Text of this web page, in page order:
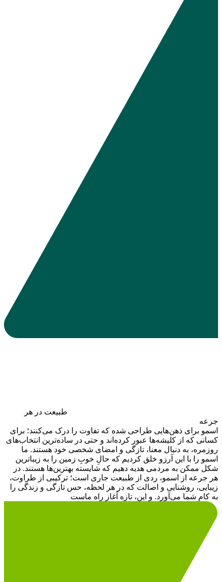
طبیعت در هر
جرعه
اسمو برای ذهن‌هایی طراحی شده که تفاوت را درک می‌کنند؛ برای
کسانی که از کلیشه‌ها عبور کرده‌اند و حتی در ساده‌ترین انتخاب‌های
روزمره، به دنبال معنا، تازگی و امضای شخصی خود هستند. ما
اسمو را با این آرزو خلق کردیم که حالِ خوبِ زمین را به زیباترین
شکل ممکن به مردمی هدیه دهیم که شایسته بهترین‌ها هستند. در
هر جرعه از اسمو، ردی از طبیعت جاری است؛ ترکیبی از طراوت،
زیبایی، روشنایی و اصالت که در هر لحظه، حس تازگی و زندگی را
به کام شما می‌آورد. و این، تازه آغاز راه ماست